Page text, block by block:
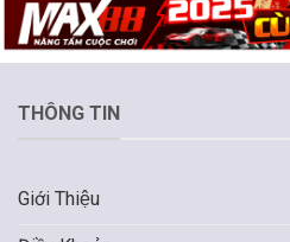
THÔNG TIN
Giới Thiệu